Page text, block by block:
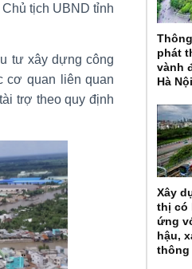
tịch UBND tỉnh
tư xây dựng công
cơ quan liên quan
trợ theo quy định
phát
vành
Hà Nội
Xây
thị có
ứng
hậu,
thông